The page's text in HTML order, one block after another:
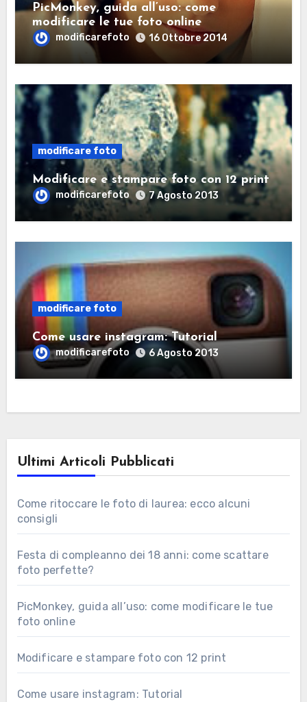
PicMonkey, guida all’uso: come
modificare le tue foto online
modificarefoto 16 Ottobre 2014
modificare foto
Modificare e stampare foto con 12 print
modificarefoto 7 Agosto 2013
modificare foto
Come usare instagram: Tutorial
modificarefoto 6 Agosto 2013
Ultimi Articoli Pubblicati
Come ritoccare le foto di laurea: ecco alcuni
consigli
Festa di compleanno dei 18 anni: come scattare
foto perfette?
PicMonkey, guida all’uso: come modificare le tue
foto online
Modificare e stampare foto con 12 print
Come usare instagram: Tutorial